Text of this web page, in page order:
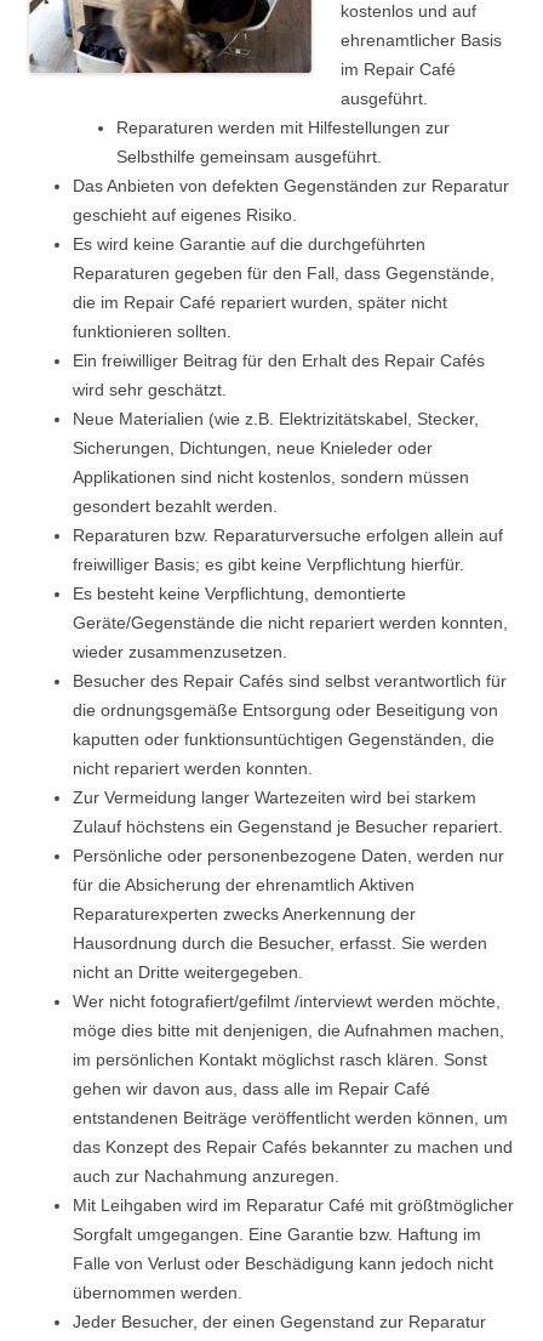
kostenlos und auf
ehrenamtlicher Basis
im Repair Café
ausgeführt.
Reparaturen werden mit Hilfestellungen zur
Selbsthilfe gemeinsam ausgeführt.
Das Anbieten von defekten Gegenständen zur Reparatur
geschieht auf eigenes Risiko.
Es wird keine Garantie auf die durchgeführten
Reparaturen gegeben für den Fall, dass Gegenstände,
die im Repair Café repariert wurden, später nicht
funktionieren sollten.
Ein freiwilliger Beitrag für den Erhalt des Repair Cafés
wird sehr geschätzt.
Neue Materialien (wie z.B. Elektrizitätskabel, Stecker,
Sicherungen, Dichtungen, neue Knieleder oder
Applikationen sind nicht kostenlos, sondern müssen
gesondert bezahlt werden.
Reparaturen bzw. Reparaturversuche erfolgen allein auf
freiwilliger Basis; es gibt keine Verpflichtung hierfür.
Es besteht keine Verpflichtung, demontierte
Geräte/Gegenstände die nicht repariert werden konnten,
wieder zusammenzusetzen.
Besucher des Repair Cafés sind selbst verantwortlich für
die ordnungsgemäße Entsorgung oder Beseitigung von
kaputten oder funktionsuntüchtigen Gegenständen, die
nicht repariert werden konnten.
Zur Vermeidung langer Wartezeiten wird bei starkem
Zulauf höchstens ein Gegenstand je Besucher repariert.
Persönliche oder personenbezogene Daten, werden nur
für die Absicherung der ehrenamtlich Aktiven
Reparaturexperten zwecks Anerkennung der
Hausordnung durch die Besucher, erfasst. Sie werden
nicht an Dritte weitergegeben.
Wer nicht fotografiert/gefilmt /interviewt werden möchte,
möge dies bitte mit denjenigen, die Aufnahmen machen,
im persönlichen Kontakt möglichst rasch klären. Sonst
gehen wir davon aus, dass alle im Repair Café
entstandenen Beiträge veröffentlicht werden können, um
das Konzept des Repair Cafés bekannter zu machen und
auch zur Nachahmung anzuregen.
Mit Leihgaben wird im Reparatur Café mit größtmöglicher
Sorgfalt umgegangen. Eine Garantie bzw. Haftung im
Falle von Verlust oder Beschädigung kann jedoch nicht
übernommen werden.
Jeder Besucher, der einen Gegenstand zur Reparatur